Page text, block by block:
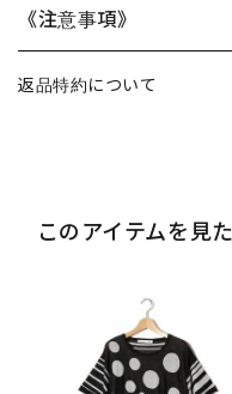
《注意事項》
返品特約について
このアイテムを見